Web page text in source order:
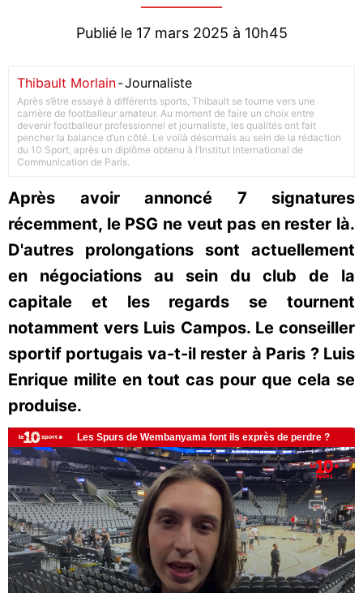
Publié le 17 mars 2025 à 10h45
Thibault Morlain-Journaliste
Après s’être essayé à différents sports, Thibault se tourne vers une
carrière de footballeur amateur. Au moment de faire un choix entre
devenir footballeur professionnel et journaliste, les qualités ont fait
pencher la balance d’un côté. Le voilà désormais au sein de la rédaction
du 10 Sport, après un diplôme obtenu à l’Institut International de
Communication de Paris.
Après avoir annoncé 7 signatures
récemment, le PSG ne veut pas en rester là.
D'autres prolongations sont actuellement
en négociations au sein du club de la
capitale et les regards se tournent
notamment vers Luis Campos. Le conseiller
sportif portugais va-t-il rester à Paris ? Luis
Enrique milite en tout cas pour que cela se
produise.